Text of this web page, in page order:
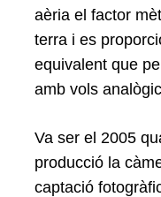
aèria el factor
terra i es
equivalent que
amb vols
Va ser el 2005
producció la
captació